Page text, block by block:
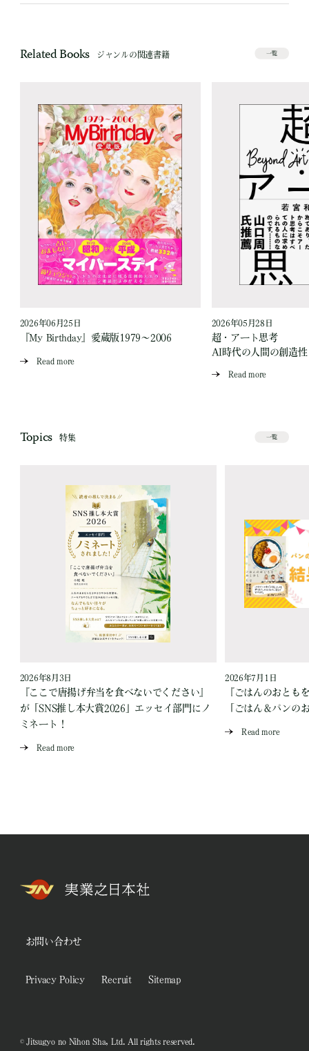
Related Books ジャンルの関連書籍 一覧
2026年06月25日
『My Birthday』愛蔵版1979～2006
Read more
2026年05月28日
超・アート思考
AI時代の人間の創造
Read more
Topics 特集 一覧
2026年8月3日
『ここで唐揚げ弁当を食べないでください』
が「SNS推し本大賞2026」エッセイ部門にノ
ミネート！
Read more
2026年7月1日
『ごはんのおとも
「ごはん＆パンの
Read more
お問い合わせ
Privacy Policy Recruit Sitemap
© Jitsugyo no Nihon Sha, Ltd. All rights reserved.